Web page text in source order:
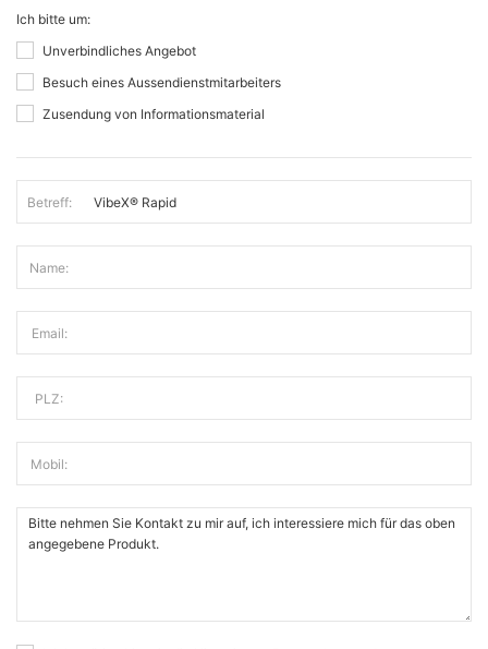
Ich bitte um:
Unverbindliches Angebot
Besuch eines Aussendienstmitarbeiters
Zusendung von Informationsmaterial
Betreff:
Name:
Email:
PLZ:
Mobil: